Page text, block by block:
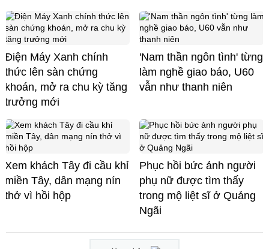
Điện Máy Xanh chính
thức lên sàn chứng
khoán, mở ra chu kỳ tăng
trưởng mới
'Nam thần ngôn tình' từng
làm nghề giao báo, U60
vẫn như thanh niên
Xem khách Tây đi cầu khỉ
miền Tây, dân mạng nín
thở vì hồi hộp
Phục hồi bức ảnh người
phụ nữ được tìm thấy
trong mộ liệt sĩ ở Quảng
Ngãi